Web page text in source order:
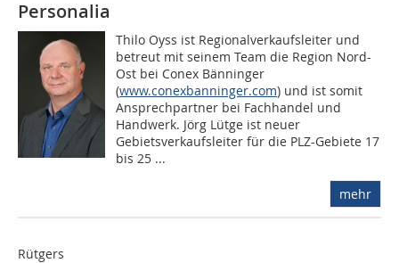
Personalia
Thilo Oyss ist Regionalverkaufsleiter und
betreut mit seinem Team die Region Nord-
Ost bei Conex Bänninger
(www.conexbanninger.com) und ist somit
Ansprechpartner bei Fachhandel und
Handwerk. Jörg Lütge ist neuer
Gebietsverkaufsleiter für die PLZ-Gebiete 17
bis 25 ...
mehr
Rütgers